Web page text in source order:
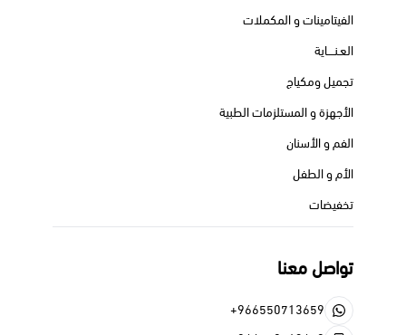
الفيتامينات و المكملات
العـنــــاية
تجميل ومكياج
الأجهزة و المستلزمات الطبية
الفم و الأسنان
الأم و الطفل
تخفيضات
تواصل معنا
+966550713659